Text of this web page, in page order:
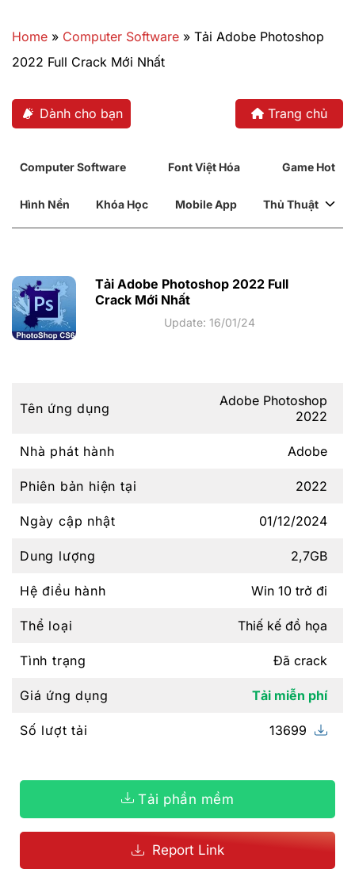
qua
dung
Home » Computer Software » Tải Adobe Photoshop
2022 Full Crack Mới Nhất
Dành cho bạn Trang chủ
Computer Software Font Việt Hóa Game Hot
Hình Nền Khóa Học Mobile App Thủ Thuật
Tải Adobe Photoshop 2022 Full
Crack Mới Nhất
Update: 16/01/24
Tên ứng dụng
Adobe Photoshop
2022
Nhà phát hành Adobe
Phiên bản hiện tại 2022
Ngày cập nhật 01/12/2024
Dung lượng 2,7GB
Hệ điều hành Win 10 trở đi
Thể loại Thiế kế đồ họa
Tình trạng Đã crack
Giá ứng dụng Tải miễn phí
Số lượt tải 13699
Tải phần mềm
Report Link